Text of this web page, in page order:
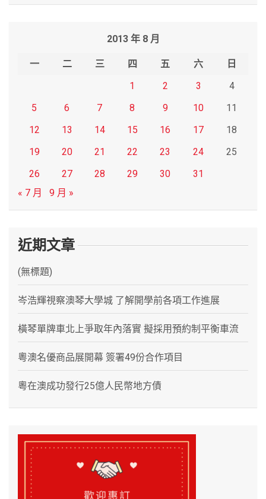
2013 年 8 月
一 二 三 四 五 六
日
1
2 3
4
5
6 7 8 9 10
11
12
13 14 15 16 17
18
19
20 21 22 23 24
25
26
27 28 29 30
31
« 7 月
9 月 »
近期文章
(無標題)
岑浩輝視察澳琴大學城 了解開學前各項工作進展
橫琴單牌車北上爭取年內落實 擬採用預約制平衡車流
粵澳名優商品展開幕 簽署49份合作項目
粵在澳成功發行25億人民幣地方債